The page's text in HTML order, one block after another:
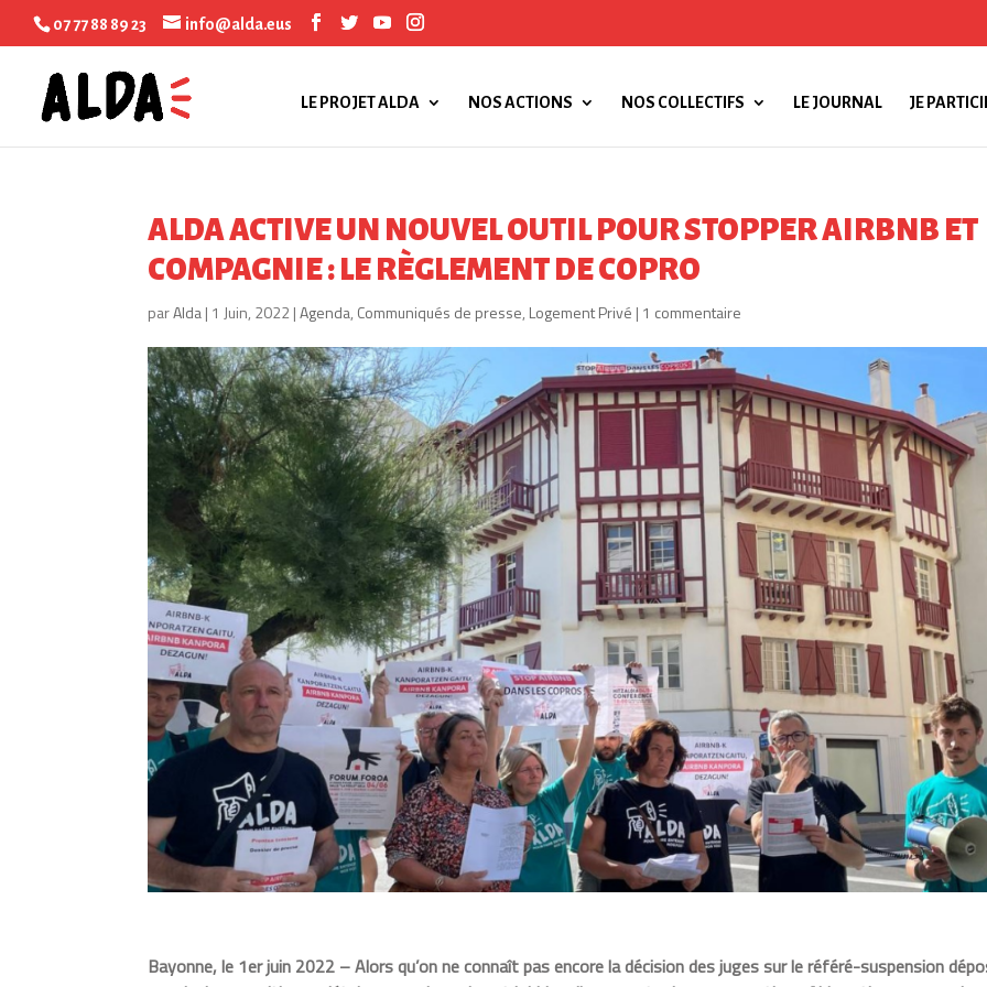
07 77 88 89 23 info@alda.eus
LE PROJET ALDA NOS ACTIONS NOS COLLECTIFS LE JOURNAL JE
ALDA ACTIVE UN NOUVEL OUTIL POUR STOPPER AIRBNB ET
COMPAGNIE : LE RÈGLEMENT DE COPRO
parAlda| 1 Juin, 2022|Agenda, Communiqués de presse, Logement Privé | 1 commentaire
Bayonne, le 1er juin 2022 – Alors qu’on ne connaît pas encore la décision des juges sur le référé-suspension